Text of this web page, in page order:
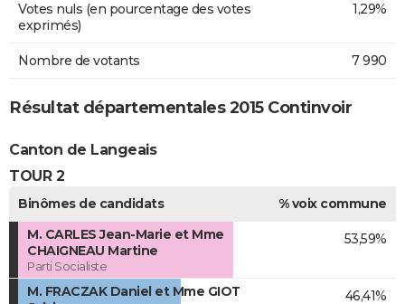
Votes nuls (en pourcentage des votes
exprimés)
1,29%
Nombre de votants 7 990
Résultat départementales 2015 Continvoir
Canton de Langeais
TOUR 2
Binômes de candidats
% voix commune
M. CARLES Jean-Marie et Mme
CHAIGNEAU Martine
Parti Socialiste
53,59%
M. FRACZAK Daniel et Mme GIOT
46,41%